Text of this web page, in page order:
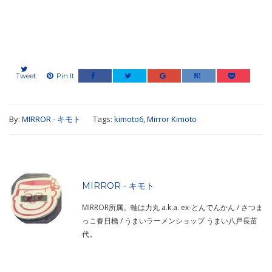
Tweet Pin It
By: MIRROR - キモト Tags: kimoto6,Mirror Kimoto
MIRROR - キモト
MIRROR所属。軸は力丸 a.k.a. ex-とんでんかん / さつま
っこ春日橋 / うまいラーメンショップ うまい八戸長苗
代。